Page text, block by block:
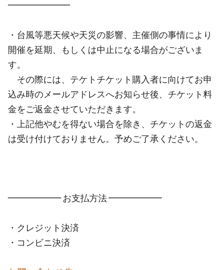
━━━━━━━
・台風等悪天候や天災の影響、主催側の事情により
開催を延期、もしくは中止になる場合がございま
す。
その際には、テケトチケット購入者に向けてお申
込み時のメールアドレスへお知らせ後、チケット料
金をご返金させていただきます。
・上記他やむを得ない場合を除き、チケットの返金
は受け付けておりません。予めご了承ください。
━━━━━━ お支払方法 ━━━━━━
・クレジット決済
・コンビニ決済